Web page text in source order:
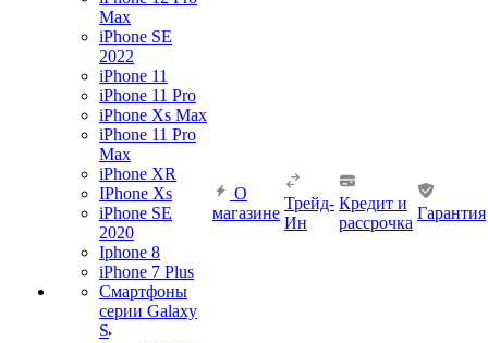
Max
iPhone SE
2022
iPhone 11
iPhone 11 Pro
iPhone Xs Max
iPhone 11 Pro
Max
iPhone XR
IPhone Xs
iPhone SE
2020
Iphone 8
iPhone 7 Plus
Смартфоны
серии Galaxy
S
О
магазине
Трейд-
Ин
Кредит и
рассрочка
Гарантия